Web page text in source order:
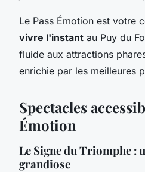
Le Pass Émotion est votre
vivre l'instant au Puy du
fluide aux attractions
enrichie par les meilleures
Spectacles
Émotion
Le Signe du Triomphe :
grandiose